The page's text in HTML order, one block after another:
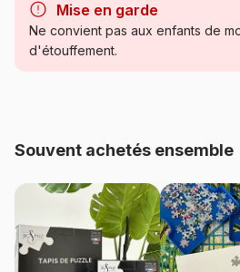
Catégorie
EAN
Mise en garde
Ne convient pas aux enfants de
d'étouffement.
Souvent achetés ensemble